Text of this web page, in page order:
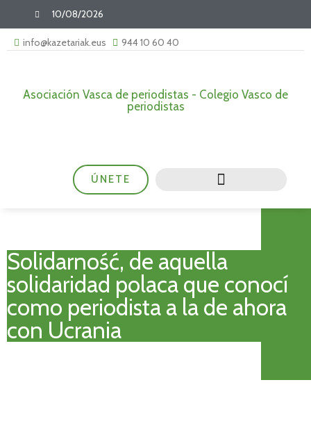
10/08/2026
info@kazetariak.eus 944 10 60 40
Asociación Vasca de periodistas - Colegio Vasco de
periodistas
ÚNETE
Solidarność, de aquella
solidaridad polaca que conocí
como periodista a la de ahora
con Ucrania